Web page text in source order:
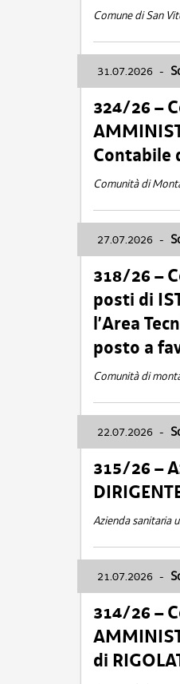
Comune di San
31.07.2026 -
324/26 –
Contabile
Comunità di
27.07.2026 -
318/26 –
posti di
l’Area
posto a
Comunità di
22.07.2026 -
315/26 –
Azienda sanitaria
21.07.2026 -
314/26 –
di